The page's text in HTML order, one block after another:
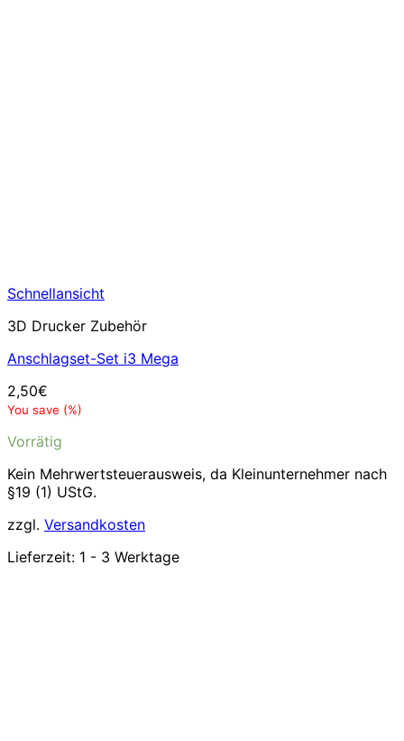
Schnellansicht
3D Drucker Zubehör
Anschlagset-Set i3 Mega
2,50€
You save (%)
Vorrätig
Kein Mehrwertsteuerausweis, da Kleinunternehmer nach
§19 (1) UStG.
zzgl. Versandkosten
Lieferzeit: 1 - 3 Werktage